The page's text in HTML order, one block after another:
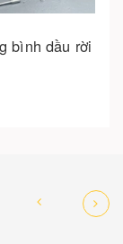
bình dầu rời